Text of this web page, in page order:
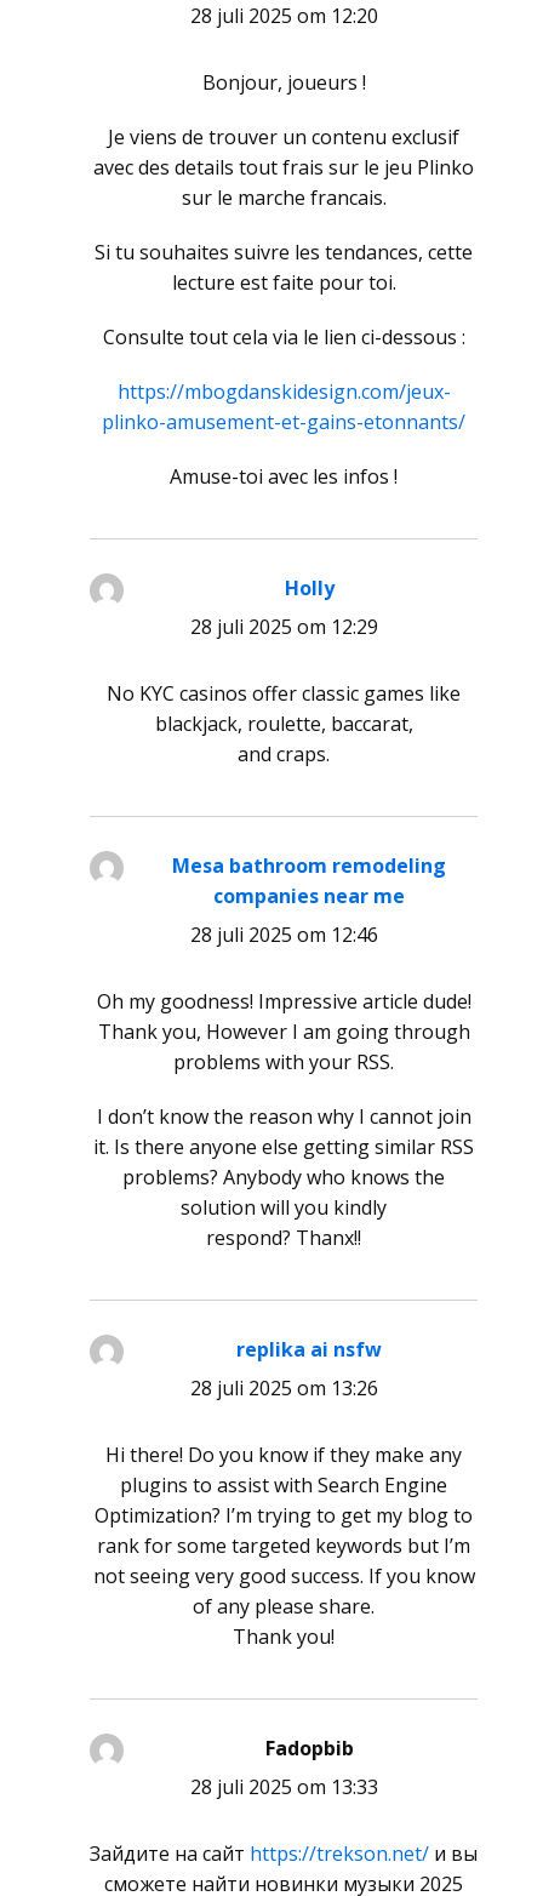
28 juli 2025 om 12:20
Bonjour, joueurs !
Je viens de trouver un contenu exclusif
avec des details tout frais sur le jeu Plinko
sur le marche francais.
Si tu souhaites suivre les tendances, cette
lecture est faite pour toi.
Consulte tout cela via le lien ci-dessous :
https://mbogdanskidesign.com/jeux-
plinko-amusement-et-gains-etonnants/
Amuse-toi avec les infos !
Hollyschreef:
28 juli 2025 om 12:29
No KYC casinos offer classic games like
blackjack, roulette, baccarat,
and craps.
Mesa bathroom remodeling
companies near me
28 juli 2025 om 12:46
Oh my goodness! Impressive article dude!
Thank you, However I am going through
problems with your RSS.
I don’t know the reason why I cannot join
it. Is there anyone else getting similar RSS
problems? Anybody who knows the
solution will you kindly
respond? Thanx!!
replika ai nsfw
28 juli 2025 om 13:26
Hi there! Do you know if they make any
plugins to assist with Search Engine
Optimization? I’m trying to get my blog to
rank for some targeted keywords but I’m
not seeing very good success. If you know
of any please share.
Thank you!
Fadopbib
28 juli 2025 om 13:33
Зайдите на сайт https://trekson.net/ и вы
сможете найти новинки музыки 2025